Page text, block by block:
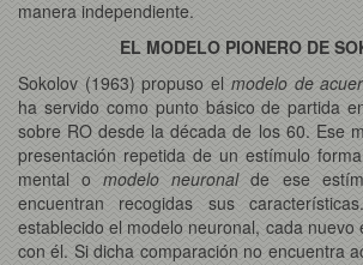
manera independiente.
EL MODELO PIONERO DE
Sokolov (1963) propuso el modelo de
ha servido como punto básico de partida
sobre RO desde la década de los 60. Ese
presentación repetida de un estímulo
mental omodelo neuronalde ese
encuentran recogidas sus
establecido el modelo neuronal, cada nuevo
con él. Si dicha comparación no encuentra